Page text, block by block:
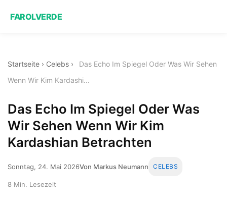
FAROLVERDE
Startseite › Celebs ›
Das Echo Im Spiegel Oder Was Wir Sehen
Wenn Wir Kim Kardashi...
Das Echo Im Spiegel Oder Was
Wir Sehen Wenn Wir Kim
Kardashian Betrachten
Sonntag, 24. Mai 2026Von Markus Neumann CELEBS
8 Min. Lesezeit